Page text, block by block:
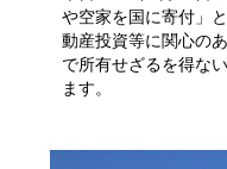
や空家を国に寄付」
動産投資等に関心の
で所有せざるを得な
ます。